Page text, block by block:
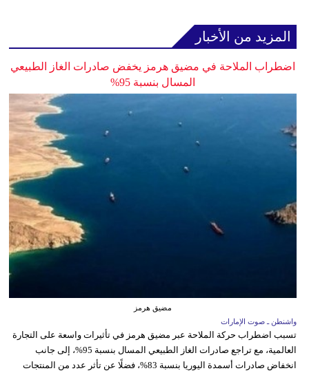
المزيد من الأخبار
اضطراب الملاحة في مضيق هرمز يخفض صادرات الغاز الطبيعي
المسال بنسبة 95%
مضيق هرمز
واشنطن ـ صوت الإمارات
تسبب اضطراب حركة الملاحة عبر مضيق هرمز في تأثيرات واسعة على التجارة
العالمية، مع تراجع صادرات الغاز الطبيعي المسال بنسبة 95%، إلى جانب
انخفاض صادرات أسمدة اليوريا بنسبة 83%، فضلًا عن تأثر عدد من المنتجات